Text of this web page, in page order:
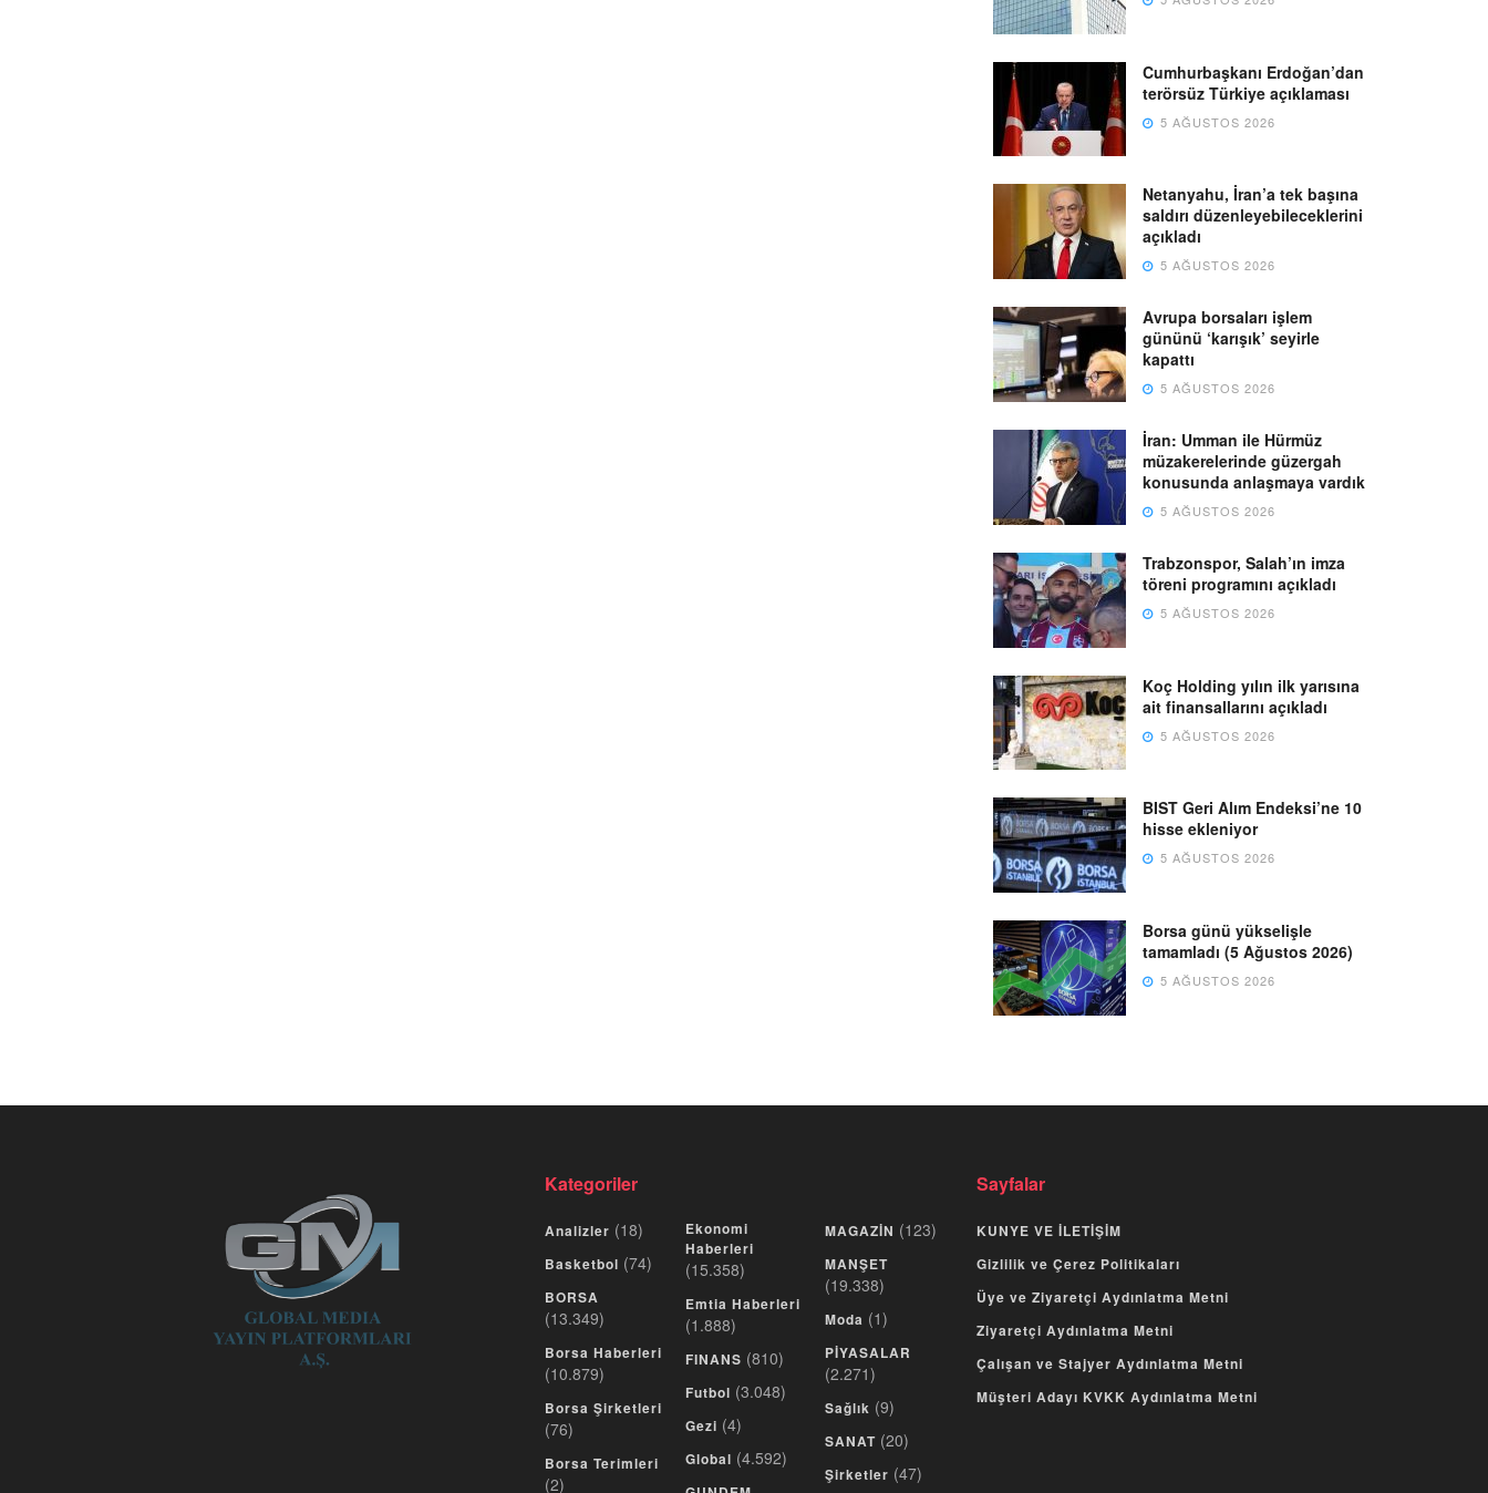
Cumhurbaşkanı Erdoğan’dan
terörsüz Türkiye açıklaması
5 AĞUSTOS 2026
Netanyahu, İran’a tek başına
saldırı düzenleyebileceklerini
açıkladı
5 AĞUSTOS 2026
Avrupa borsaları işlem
gününü ‘karışık’ seyirle
kapattı
5 AĞUSTOS 2026
İran: Umman ile Hürmüz
müzakerelerinde güzergah
konusunda anlaşmaya vardık
5 AĞUSTOS 2026
Trabzonspor, Salah’ın imza
töreni programını açıkladı
5 AĞUSTOS 2026
Koç Holding yılın ilk yarısına
ait finansallarını açıkladı
5 AĞUSTOS 2026
BIST Geri Alım Endeksi’ne 10
hisse ekleniyor
5 AĞUSTOS 2026
Borsa günü yükselişle
tamamladı (5 Ağustos 2026)
5 AĞUSTOS 2026
Kategoriler
Analizler (18)
Basketbol (74)
BORSA
(13.349)
Borsa Haberleri
(10.879)
Borsa Şirketleri
(76)
Borsa Terimleri
(2)
Ekonomi
Haberleri
(15.358)
Emtia Haberleri
(1.888)
FINANS (810)
Futbol (3.048)
Gezi (4)
Global (4.592)
MAGAZİN (123)
MANŞET
(19.338)
Moda (1)
PİYASALAR
(2.271)
Sağlık (9)
SANAT (20)
Şirketler (47)
Sayfalar
KUNYE VE İLETİŞİM
Gizlilik ve Çerez Politikaları
Üye ve Ziyaretçi Aydınlatma Metni
Ziyaretçi Aydınlatma Metni
Çalışan ve Stajyer Aydınlatma Metni
Müşteri Adayı KVKK Aydınlatma Metni